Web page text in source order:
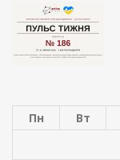
Пн
Вт